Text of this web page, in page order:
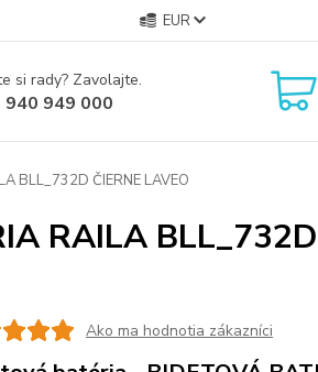
EUR
si rady? Zavolajte.
940 949 000
BLL_732D ČIERNE LAVEO
RAILA BLL_732D
Ako ma hodnotia zákazníci